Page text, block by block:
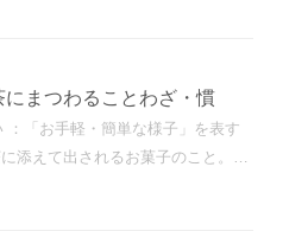
まつわることわざ・慣
：「お手軽・簡単な様子」を表す
添えて出されるお菓子のこと。さ
お茶の子がお腹にたまらな...